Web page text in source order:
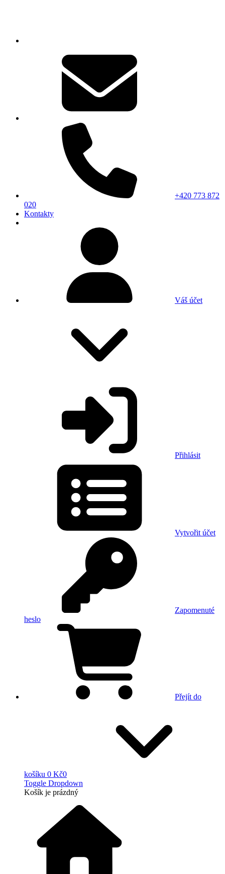
+420 773 872
020
Kontakty
Váš účet
Přihlásit
Vytvořit účet
Zapomenuté
heslo
Přejít do
košíku 0 Kč0
Toggle Dropdown
Košík je prázdný